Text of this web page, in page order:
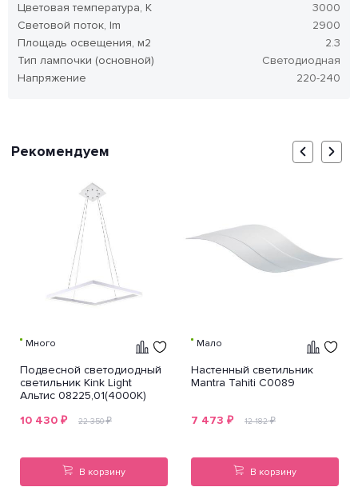
Цветовая температура, K
3000
Световой поток, lm
2900
Площадь освещения, м2
2.3
Тип лампочки (основной)
Светодиодная
Напряжение
220-240
Рекомендуем
Много
Подвесной светодиодный
светильник Kink Light
Альтис 08225,01(4000K)
10 430 ₽ 22 350₽
В корзину
Мало
Настенный светильник
Mantra Tahiti C0089
7 473 ₽ 12 182₽
В корзину